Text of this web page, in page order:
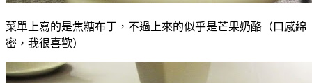
菜單上寫的是焦糖布丁，不過上來的似乎是芒果奶酪（口感綿
密，我很喜歡）